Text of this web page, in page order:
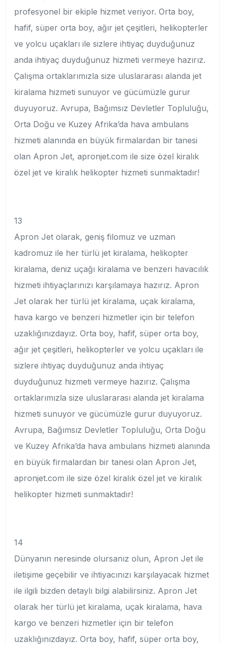
profesyonel bir ekiple hizmet veriyor. Orta boy,
hafif, süper orta boy, ağır jet çeşitleri, helikopterler
ve yolcu uçakları ile sizlere ihtiyaç duyduğunuz
anda ihtiyaç duyduğunuz hizmeti vermeye hazırız.
Çalışma ortaklarımızla size uluslararası alanda jet
kiralama hizmeti sunuyor ve gücümüzle gurur
duyuyoruz. Avrupa, Bağımsız Devletler Topluluğu,
Orta Doğu ve Kuzey Afrika’da hava ambulans
hizmeti alanında en büyük firmalardan bir tanesi
olan Apron Jet, apronjet.com ile size özel kiralık
özel jet ve kiralık helikopter hizmeti sunmaktadır!
13
Apron Jet olarak, geniş filomuz ve uzman
kadromuz ile her türlü jet kiralama, helikopter
kiralama, deniz uçağı kiralama ve benzeri havacılık
hizmeti ihtiyaçlarınızı karşılamaya hazırız. Apron
Jet olarak her türlü jet kiralama, uçak kiralama,
hava kargo ve benzeri hizmetler için bir telefon
uzaklığınızdayız. Orta boy, hafif, süper orta boy,
ağır jet çeşitleri, helikopterler ve yolcu uçakları ile
sizlere ihtiyaç duyduğunuz anda ihtiyaç
duyduğunuz hizmeti vermeye hazırız. Çalışma
ortaklarımızla size uluslararası alanda jet kiralama
hizmeti sunuyor ve gücümüzle gurur duyuyoruz.
Avrupa, Bağımsız Devletler Topluluğu, Orta Doğu
ve Kuzey Afrika’da hava ambulans hizmeti alanında
en büyük firmalardan bir tanesi olan Apron Jet,
apronjet.com ile size özel kiralık özel jet ve kiralık
helikopter hizmeti sunmaktadır!
14
Dünyanın neresinde olursanız olun, Apron Jet ile
iletişime geçebilir ve ihtiyacınızı karşılayacak hizmet
ile ilgili bizden detaylı bilgi alabilirsiniz. Apron Jet
olarak her türlü jet kiralama, uçak kiralama, hava
kargo ve benzeri hizmetler için bir telefon
uzaklığınızdayız. Orta boy, hafif, süper orta boy,